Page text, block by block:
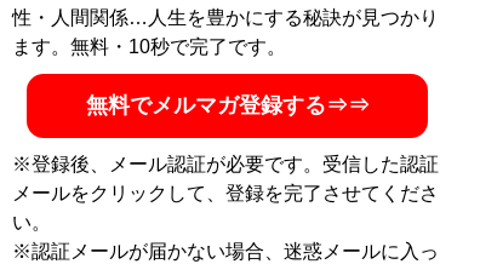
性・人間関係…人生を豊かにする秘訣が見つかり
ます。無料・10秒で完了です。
無料でメルマガ登録する⇒⇒
※登録後、メール認証が必要です。受信した認証
メールをクリックして、登録を完了させてくださ
い。
※認証メールが届かない場合、迷惑メールに入っ